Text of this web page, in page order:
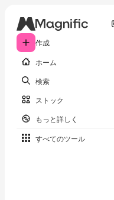
作成
ホーム
検索
ストック
もっと詳しく
すべてのツール